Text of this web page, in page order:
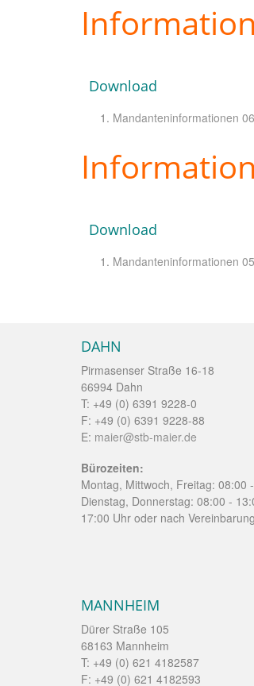
Download
Mandanteninformationen
Download
Mandanteninformationen
DAHN
Pirmasenser Straße 16-18
66994 Dahn
T: +49 (0) 6391 9228-0
F: +49 (0) 6391 9228-88
E: maier@stb-maier.de
Bürozeiten:
Montag, Mittwoch, Freitag: 08:00
Dienstag, Donnerstag: 08:00 -
17:00 Uhr oder nach Vereinbarung
MANNHEIM
Dürer Straße 105
68163 Mannheim
T: +49 (0) 621 4182587
F: +49 (0) 621 4182593